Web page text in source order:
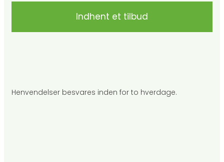
Henvendelser besvares inden for to hverdage.
Indhent et tilbud